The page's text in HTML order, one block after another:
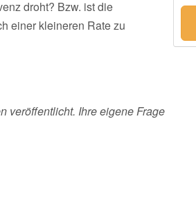
droht? Bzw. ist die
einer kleineren Rate zu
veröffentlicht. Ihre eigene Frage